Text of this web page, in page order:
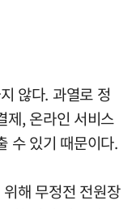
않다. 과열로 정
제, 온라인 서비스
수 있기 때문이다.
해 무정전 전원장